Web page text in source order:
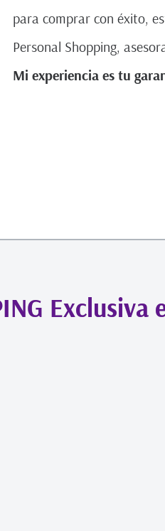
para comprar con éxito,
Personal Shopping,
Mi experiencia es tu
Exclusiva